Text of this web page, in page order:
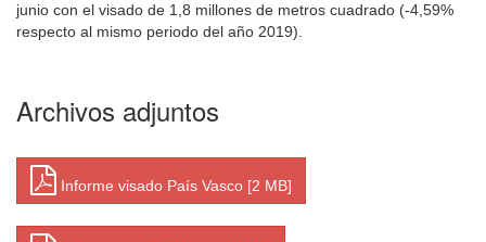
junio con el visado de 1,8 millones de metros cuadrado (-4,59%
respecto al mismo periodo del año 2019).
Archivos adjuntos
Informe visado País Vasco [2 MB]